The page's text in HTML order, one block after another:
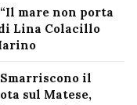
“Il mare non porta
Lina Colacillo
Smarriscono il
sul Matese,